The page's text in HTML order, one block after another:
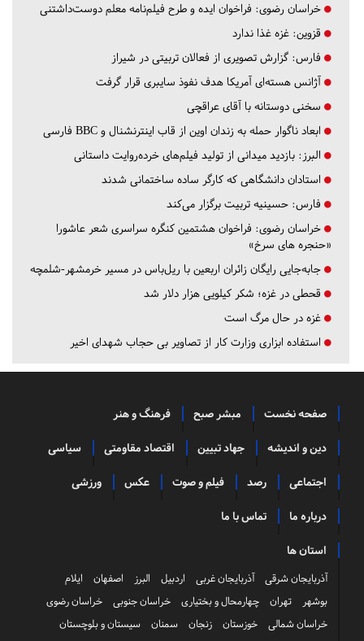
خراسان رضوی: فراخوان ایده و طرح فیلم‌نامه معلم دوست‌داشتنی
قزوین: غزه غذا ندارد
فارس: گزارش تصویری از فعالان تربیتی در شیراز
آژانس هسته‌ای آمریکا هدف نفوذ سایبری قرار گرفت
سخنی دوستانه با آقای عراقچی
ابعاد ناگوار حمله به زندان اوین از قاب اینترنشنال و BBC فارسی
البرز: بازدید میدانی از تولید فیلم‌های خرده‌روایت داستانی
استادان دانشگاهی که کارگر ساده ساختمانی شدند
فارس: حسینیه تربیت برگزار می‌کند
خراسان رضوی: فراخوان هشتمین کنگره سراسری شعر عاشورا
«حنجره های سرخ»
جابه‌جایی رایگان زائران اربعین با ریل‌باس در مسیر خرمشهر-شلمچه
قحطی در غزه؛ شکر کیلویی هزار دلار شد
غزه در حال مرگ است
استفاده ابزاری وزارت کار از تصاویر بی حجاب شهدای اخیر
صفحه نخست مبشر صبح فرهنگ و هنر
دین و اندیشه جهاد تبیین اقتصاد مقاومتی سیاسی
اجتماعی رصد فیلم و صوت عکس ورزشی
درباره ما تماس با ما
استان ها
آذربایجان شرقی آذربایجان غربی اردبیل البرز اصفهان
ایلام
بوشهر
تهران چهارمحال و بختیاری خراسان جنوبی
خراسان رضوی
خراسان شمالی
خوزستان زنجان سمنان
سیستان و بلوچستان